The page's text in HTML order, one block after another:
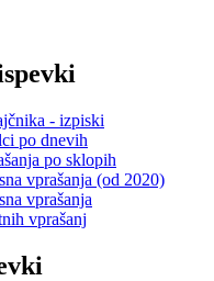
- izpiski
po dnevih
po sklopih
vprašanja (od 2020)
vprašanja
vprašanj